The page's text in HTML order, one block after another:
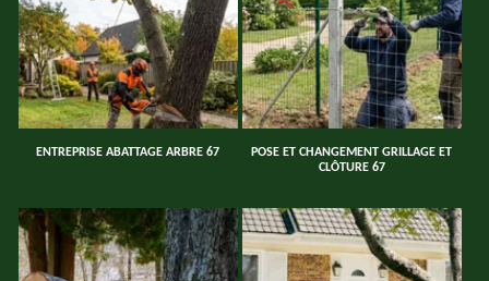
ENTREPRISE ABATTAGE ARBRE 67
POSE ET CHANGEMENT GRILLAGE ET
CLÔTURE 67